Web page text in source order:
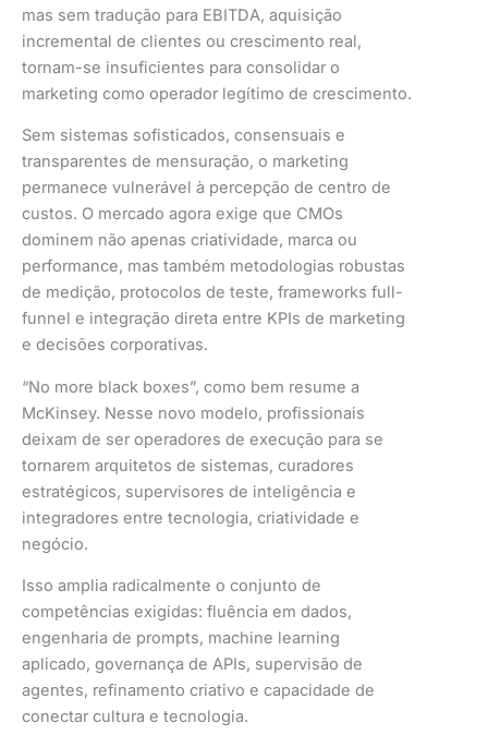
mas sem tradução para EBITDA, aquisição
incremental de clientes ou crescimento real,
tornam-se insuficientes para consolidar o
marketing como operador legítimo de crescimento.
Sem sistemas sofisticados, consensuais e
transparentes de mensuração, o marketing
permanece vulnerável à percepção de centro de
custos. O mercado agora exige que CMOs
dominem não apenas criatividade, marca ou
performance, mas também metodologias robustas
de medição, protocolos de teste, frameworks full-
funnel e integração direta entre KPIs de marketing
e decisões corporativas.
“No more black boxes”, como bem resume a
McKinsey. Nesse novo modelo, profissionais
deixam de ser operadores de execução para se
tornarem arquitetos de sistemas, curadores
estratégicos, supervisores de inteligência e
integradores entre tecnologia, criatividade e
negócio.
Isso amplia radicalmente o conjunto de
competências exigidas: fluência em dados,
engenharia de prompts, machine learning
aplicado, governança de APIs, supervisão de
agentes, refinamento criativo e capacidade de
conectar cultura e tecnologia.